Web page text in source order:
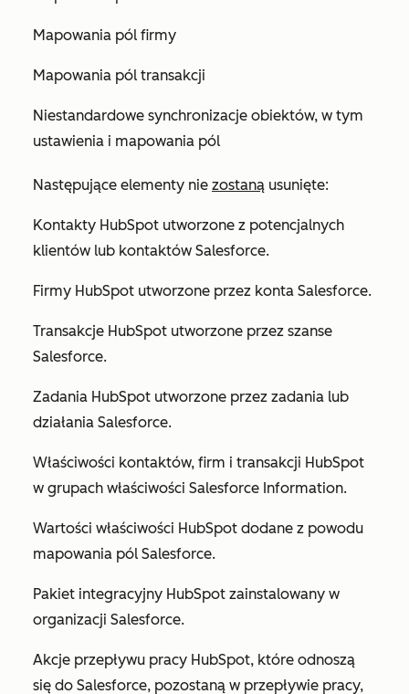
Mapowania pól firmy
Mapowania pól transakcji
Niestandardowe synchronizacje obiektów, w tym
ustawienia i mapowania pól
Następujące elementy nie zostaną usunięte:
Kontakty HubSpot utworzone z potencjalnych
klientów lub kontaktów Salesforce.
Firmy HubSpot utworzone przez konta Salesforce.
Transakcje HubSpot utworzone przez szanse
Salesforce.
Zadania HubSpot utworzone przez zadania lub
działania Salesforce.
Właściwości kontaktów, firm i transakcji HubSpot
w grupach właściwości Salesforce Information.
Wartości właściwości HubSpot dodane z powodu
mapowania pól Salesforce.
Pakiet integracyjny HubSpot zainstalowany w
organizacji Salesforce.
Akcje przepływu pracy HubSpot, które odnoszą
się do Salesforce, pozostaną w przepływie pracy,